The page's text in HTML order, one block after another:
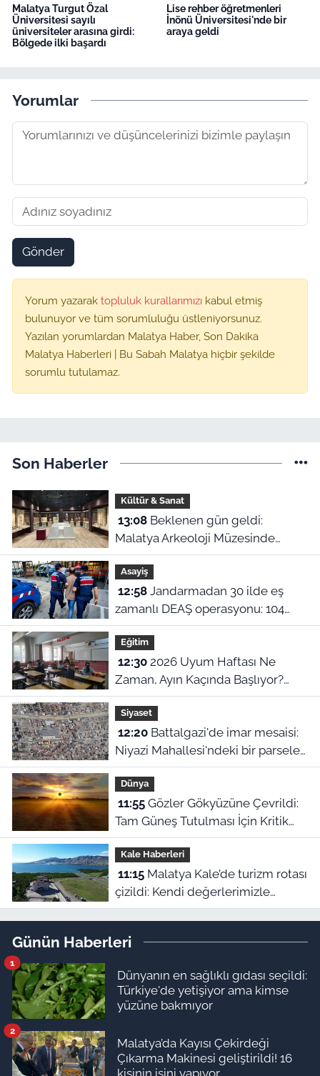
Malatya Turgut Özal
Üniversitesi sayılı
üniversiteler arasına girdi:
Bölgede ilki başardı
Lise rehber öğretmenleri
İnönü Üniversitesi'nde bir
araya geldi
Yorumlar
Gönder
Yorum yazarak topluluk kurallarımızı kabul etmiş
bulunuyor ve tüm sorumluluğu üstleniyorsunuz.
Yazılan yorumlardan Malatya Haber, Son Dakika
Malatya Haberleri | Bu Sabah Malatya hiçbir şekilde
sorumlu tutulamaz.
Son Haberler
Kültür & Sanat
13:08Beklenen gün geldi:
Malatya Arkeoloji Müzesinde
binlerce yıllık eserler görücüye
çıkıyor
Asayiş
12:58Jandarmadan 30 ilde eş
zamanlı DEAŞ operasyonu: 104
şüpheli yakalandı!
Eğitim
12:302026 Uyum Haftası Ne
Zaman, Ayın Kaçında Başlıyor?
MEB 1. Sınıf ve Anaokulu Uyum
Eğitimi Tarihleri
Siyaset
12:20Battalgazi'de imar mesaisi:
Niyazi Mahallesi'ndeki bir parsele
ret, diğerine onay
Dünya
11:55Gözler Gökyüzüne Çevrildi:
Tam Güneş Tutulması İçin Kritik
Tarih Belli Oldu
Kale Haberleri
11:15Malatya Kale’de turizm rotası
çizildi: Kendi değerlerimizle
büyürüz, Bodrum’a özenmeyiz!
Günün Haberleri
Dünyanın en sağlıklı gıdası seçildi:
Türkiye'de yetişiyor ama kimse
yüzüne bakmıyor
1
Malatya’da Kayısı Çekirdeği
Çıkarma Makinesi geliştirildi! 16
2